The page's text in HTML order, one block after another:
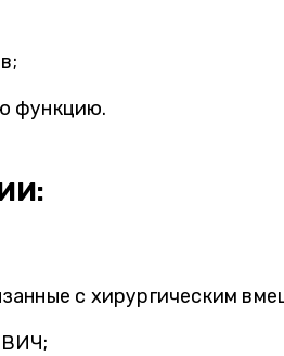
функцию.
с хирургическим